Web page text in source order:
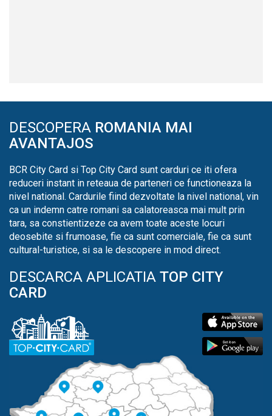
DESCOPERA ROMANIA MAI
AVANTAJOS
BCR City Card si Top City Card sunt carduri ce iti ofera
reduceri instant in reteaua de parteneri ce functioneaza la
nivel national. Cardurile fiind dezvoltate la nivel national, vin
ca un indemn catre romani sa calatoreasca mai mult prin
tara, sa constientizeze ca avem toate aceste locuri
deosebite si frumoase, fie ca sunt comerciale, fie ca sunt
cultural-turistice, si sa le descopere in mod direct.
DESCARCA APLICATIA TOP CITY
CARD